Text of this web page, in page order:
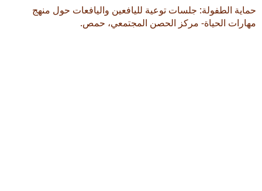
حماية الطفولة: جلسات توعية لليافعين واليافعات حول منهج
مهارات الحياة- مركز الحصن المجتمعي، حمص.